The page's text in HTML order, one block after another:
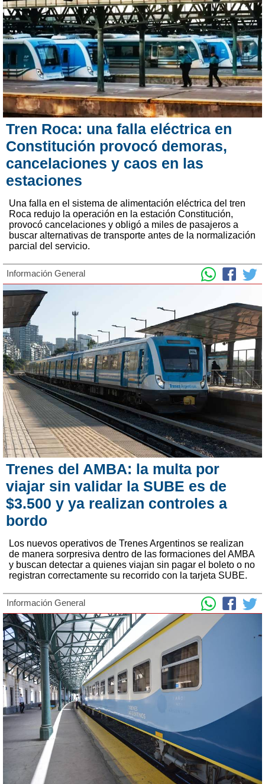
Tren Roca: una falla eléctrica en
Constitución provocó demoras,
cancelaciones y caos en las
estaciones
Una falla en el sistema de alimentación eléctrica del tren
Roca redujo la operación en la estación Constitución,
provocó cancelaciones y obligó a miles de pasajeros a
buscar alternativas de transporte antes de la normalización
parcial del servicio.
Información General
Trenes del AMBA: la multa por
viajar sin validar la SUBE es de
$3.500 y ya realizan controles a
bordo
Los nuevos operativos de Trenes Argentinos se realizan
de manera sorpresiva dentro de las formaciones del AMBA
y buscan detectar a quienes viajan sin pagar el boleto o no
registran correctamente su recorrido con la tarjeta SUBE.
Información General